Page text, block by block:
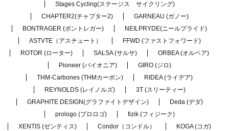
Stages Cycling(ステージス サイクリング)
CHAPTER2(チャプター2)
GARNEAU (ガノー)
BONTRAGER (ボントレガー)
NEILPRYDE(ニールプライド)
ASTVTE（アスチュート）
FFWD (ファストフォワード)
ROTOR (ローター)
SALSA (サルサ)
ORBEA (オルベア)
Pioneer (パイオニア)
GIRO (ジロ)
THM-Carbones (THMカーボン)
RIDEA (ライデア)
REYNOLDS (レイノルズ)
3T (スリーティー)
GRAPHITE DESIGN(グラファイトデザイン)
Deda (デダ)
prologo (プロロゴ)
fizik (フィジーク)
XENTIS (ゼンティス)
Condor（コンドル）
KOGA (コガ)